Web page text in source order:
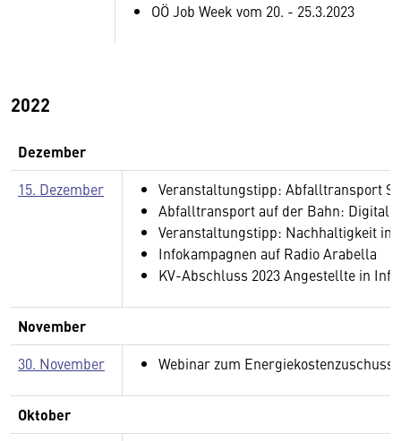
OÖ Job Week vom 20. - 25.3.2023
2022
Dezember
15. Dezember
Veranstaltungstipp: Abfalltransport
Abfalltransport auf der Bahn:
Veranstaltungstipp: Nachhaltigkeit in
Infokampagnen auf Radio Arabella
KV-Abschluss 2023 Angestellte in
November
30. November Webinar zum Energiekostenzuschuss
Oktober